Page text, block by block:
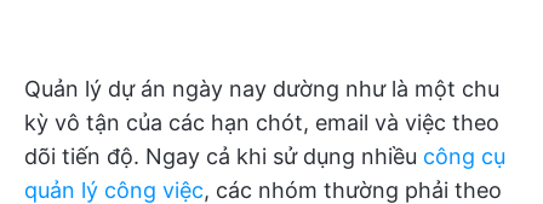
Quản lý dự án ngày nay dường như là một chu
kỳ vô tận của các hạn chót, email và việc theo
dõi tiến độ. Ngay cả khi sử dụng nhiều công cụ
quản lý công việc, các nhóm thường phải theo